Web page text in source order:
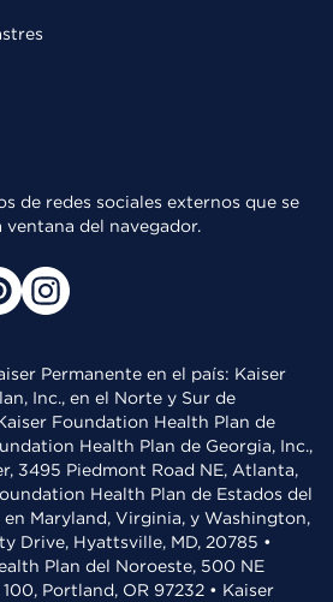
de redes sociales externos que se
del navegador.
Permanente en el país: Kaiser
Inc., en el Norte y Sur de
Foundation Health Plan de
Health Plan de Georgia, Inc.,
3495 Piedmont Road NE, Atlanta,
Health Plan de Estados del
Maryland, Virginia, y Washington,
Drive, Hyattsville, MD, 20785 •
Plan del Noroeste, 500 NE
Portland, OR 97232 • Kaiser